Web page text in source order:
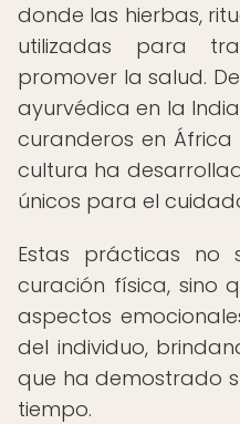
donde las hierbas,
utilizadas para
promover la salud.
ayurvédica en la
curanderos en
cultura ha
únicos para el
Estas prácticas no
curación física, sino
aspectos
del individuo,
que ha demostrado
tiempo.